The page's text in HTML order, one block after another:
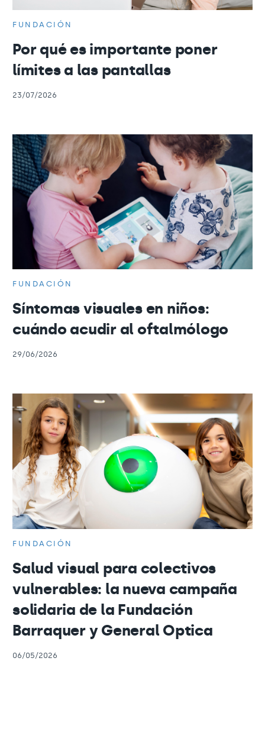
FUNDACIÓN
Por qué es importante poner
límites a las pantallas
23/07/2026
FUNDACIÓN
Síntomas visuales en niños:
cuándo acudir al oftalmólogo
29/06/2026
FUNDACIÓN
Salud visual para colectivos
vulnerables: la nueva campaña
solidaria de la Fundación
Barraquer y General Optica
06/05/2026